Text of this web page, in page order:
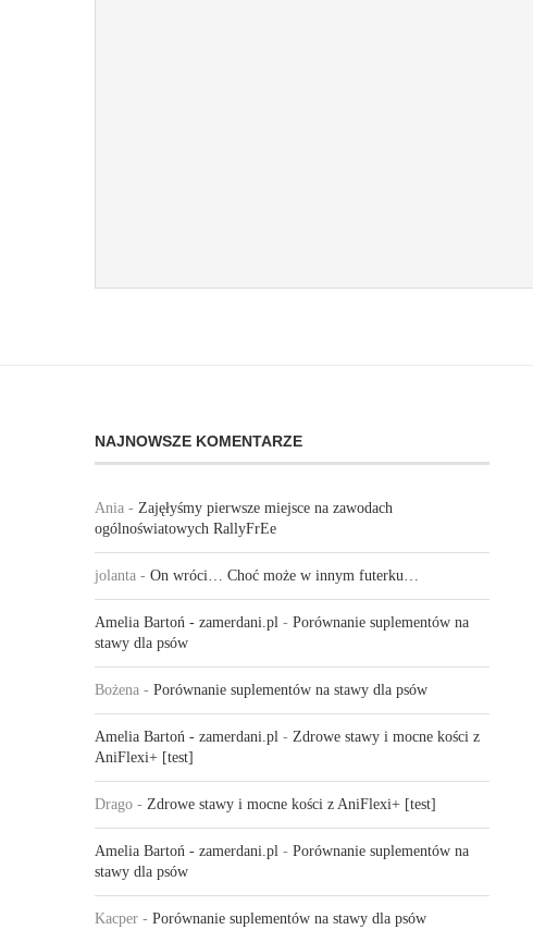
NAJNOWSZE KOMENTARZE
Ania - Zajęłyśmy pierwsze miejsce na zawodach
ogólnoświatowych RallyFrEe
jolanta - On wróci… Choć może w innym futerku…
Amelia Bartoń - zamerdani.pl - Porównanie suplementów na
stawy dla psów
Bożena - Porównanie suplementów na stawy dla psów
Amelia Bartoń - zamerdani.pl - Zdrowe stawy i mocne kości z
AniFlexi+ [test]
Drago - Zdrowe stawy i mocne kości z AniFlexi+ [test]
Amelia Bartoń - zamerdani.pl - Porównanie suplementów na
stawy dla psów
Kacper - Porównanie suplementów na stawy dla psów